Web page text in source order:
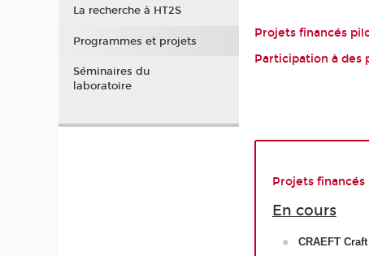
Projets financés
Participation à des
Projets financés
En cours
CRAEFT
La recherche à HT2S
Programmes et projets
Séminaires du
laboratoire